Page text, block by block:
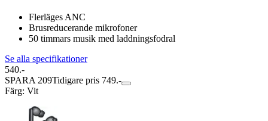
Flerläges ANC
Brusreducerande mikrofoner
50 timmars musik med laddningsfodral
Se alla specifikationer
540.-
SPARA 209Tidigare pris 749.-
Färg: Vit